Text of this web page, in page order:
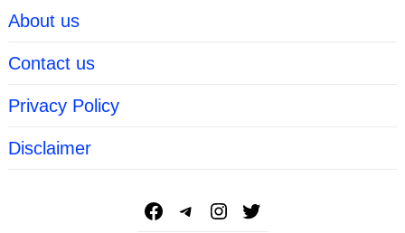
About us
Contact us
Privacy Policy
Disclaimer